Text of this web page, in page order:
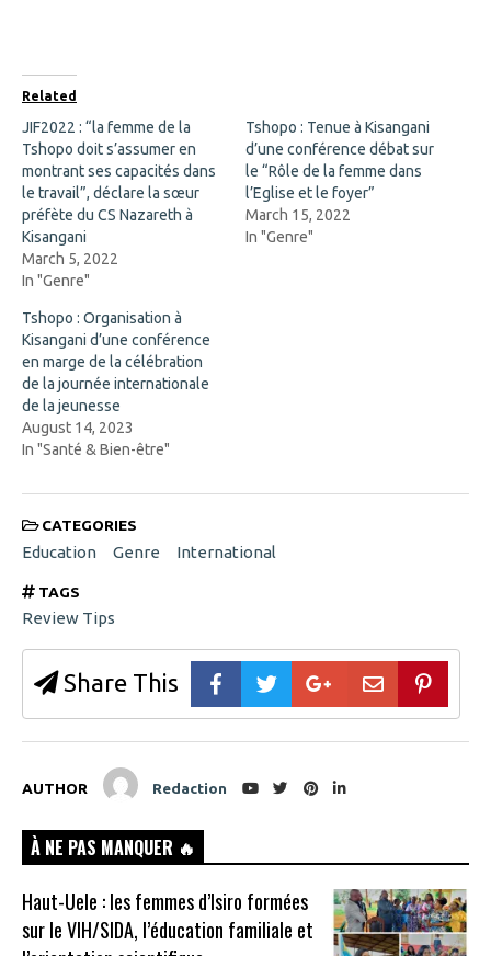
b
o
o
k
(
O
p
e
n
s
i
n
n
e
w
w
n
d
o
w
)
i
n
n
e
w
w
n
o
w
Related
JIF2022 : “la femme de la
Tshopo doit s’assumer en
montrant ses capacités dans
le travail”, déclare la sœur
préfète du CS Nazareth à
Kisangani
March 5, 2022
In "Genre"
Tshopo : Tenue à Kisangani
d’une conférence débat sur
le “Rôle de la femme dans
l’Eglise et le foyer”
March 15, 2022
In "Genre"
Tshopo : Organisation à
Kisangani d’une conférence
en marge de la célébration
de la journée internationale
de la jeunesse
August 14, 2023
In "Santé & Bien-être"
CATEGORIES
Education Genre International
TAGS
Review Tips
Share This
AUTHOR Redaction
À NE PAS MANQUER 🔥
Haut-Uele : les femmes d’Isiro formées
sur le VIH/SIDA, l’éducation familiale et